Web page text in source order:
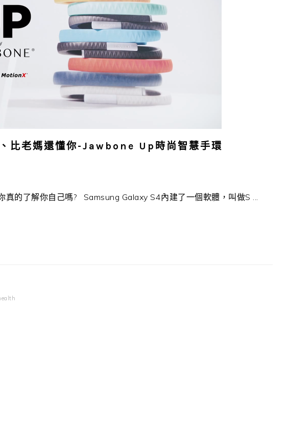
比老媽還懂你-Jawbone Up時尚智慧手環
的了解你自己嗎? Samsung Galaxy S4內建了一個軟體，叫做S ...